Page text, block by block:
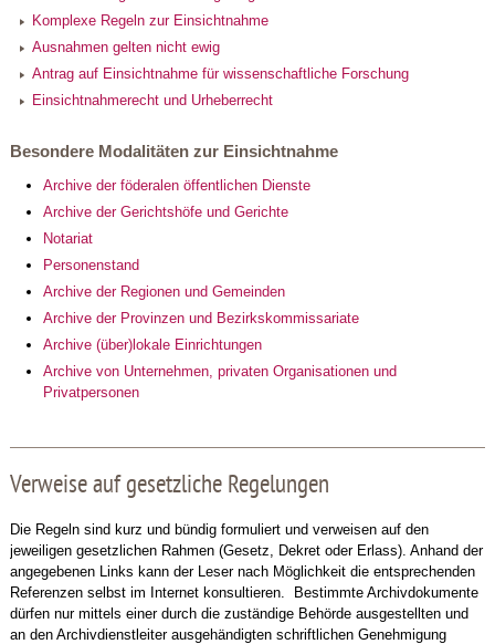
Komplexe Regeln zur Einsichtnahme
Ausnahmen gelten nicht ewig
Antrag auf Einsichtnahme für wissenschaftliche Forschung
Einsichtnahmerecht und Urheberrecht
Besondere Modalitäten zur Einsichtnahme
Archive der föderalen öffentlichen Dienste
Archive der Gerichtshöfe und Gerichte
Notariat
Personenstand
Archive der Regionen und Gemeinden
Archive der Provinzen und Bezirkskommissariate
Archive (über)lokale Einrichtungen
Archive von Unternehmen, privaten Organisationen und
Privatpersonen
Verweise auf gesetzliche Regelungen
Die Regeln sind kurz und bündig formuliert und verweisen auf den
jeweiligen gesetzlichen Rahmen (Gesetz, Dekret oder Erlass). Anhand der
angegebenen Links kann der Leser nach Möglichkeit die entsprechenden
Referenzen selbst im Internet konsultieren. Bestimmte Archivdokumente
dürfen nur mittels einer durch die zuständige Behörde ausgestellten und
an den Archivdienstleiter ausgehändigten schriftlichen Genehmigung